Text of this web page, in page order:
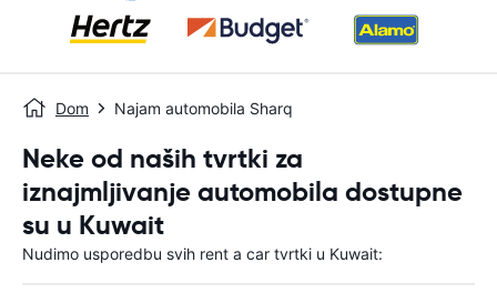
Dom Najam automobila Sharq
Neke od naših tvrtki za
iznajmljivanje automobila dostupne
su u Kuwait
Nudimo usporedbu svih rent a car tvrtki u Kuwait: